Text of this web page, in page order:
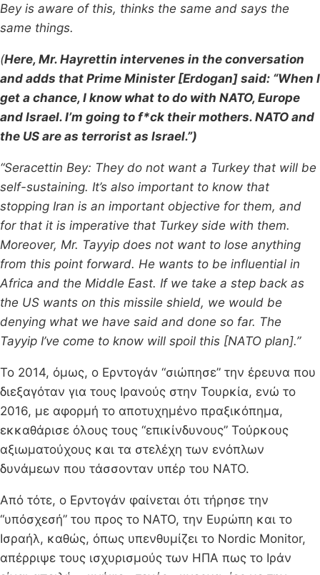
Bey is aware of this, thinks the same and says the
same things.
(Here, Mr. Hayrettin intervenes in the conversation
and adds that Prime Minister [Erdogan] said: “When I
get a chance, I know what to do with NATO, Europe
and Israel. I’m going to f*ck their mothers. NATO and
the US are as terrorist as Israel.”)
“Seracettin Bey: They do not want a Turkey that will be
self-sustaining. It’s also important to know that
stopping Iran is an important objective for them, and
for that it is imperative that Turkey side with them.
Moreover, Mr. Tayyip does not want to lose anything
from this point forward. He wants to be influential in
Africa and the Middle East. If we take a step back as
the US wants on this missile shield, we would be
denying what we have said and done so far. The
Tayyip I’ve come to know will spoil this [NATO plan].”
Το 2014, όμως, ο Ερντογάν “σιώπησε” την έρευνα που
διεξαγόταν για τους Ιρανούς στην Τουρκία, ενώ το
2016, με αφορμή το αποτυχημένο πραξικόπημα,
εκκαθάρισε όλους τους “επικίνδυνους” Τούρκους
αξιωματούχους και τα στελέχη των ενόπλων
δυνάμεων που τάσσονταν υπέρ του ΝΑΤΟ.
Από τότε, ο Ερντογάν φαίνεται ότι τήρησε την
“υπόσχεσή” του προς το ΝΑΤΟ, την Ευρώπη και το
Ισραήλ, καθώς, όπως υπενθυμίζει το Nordic Monitor,
απέρριψε τους ισχυρισμούς των ΗΠΑ πως το Ιράν